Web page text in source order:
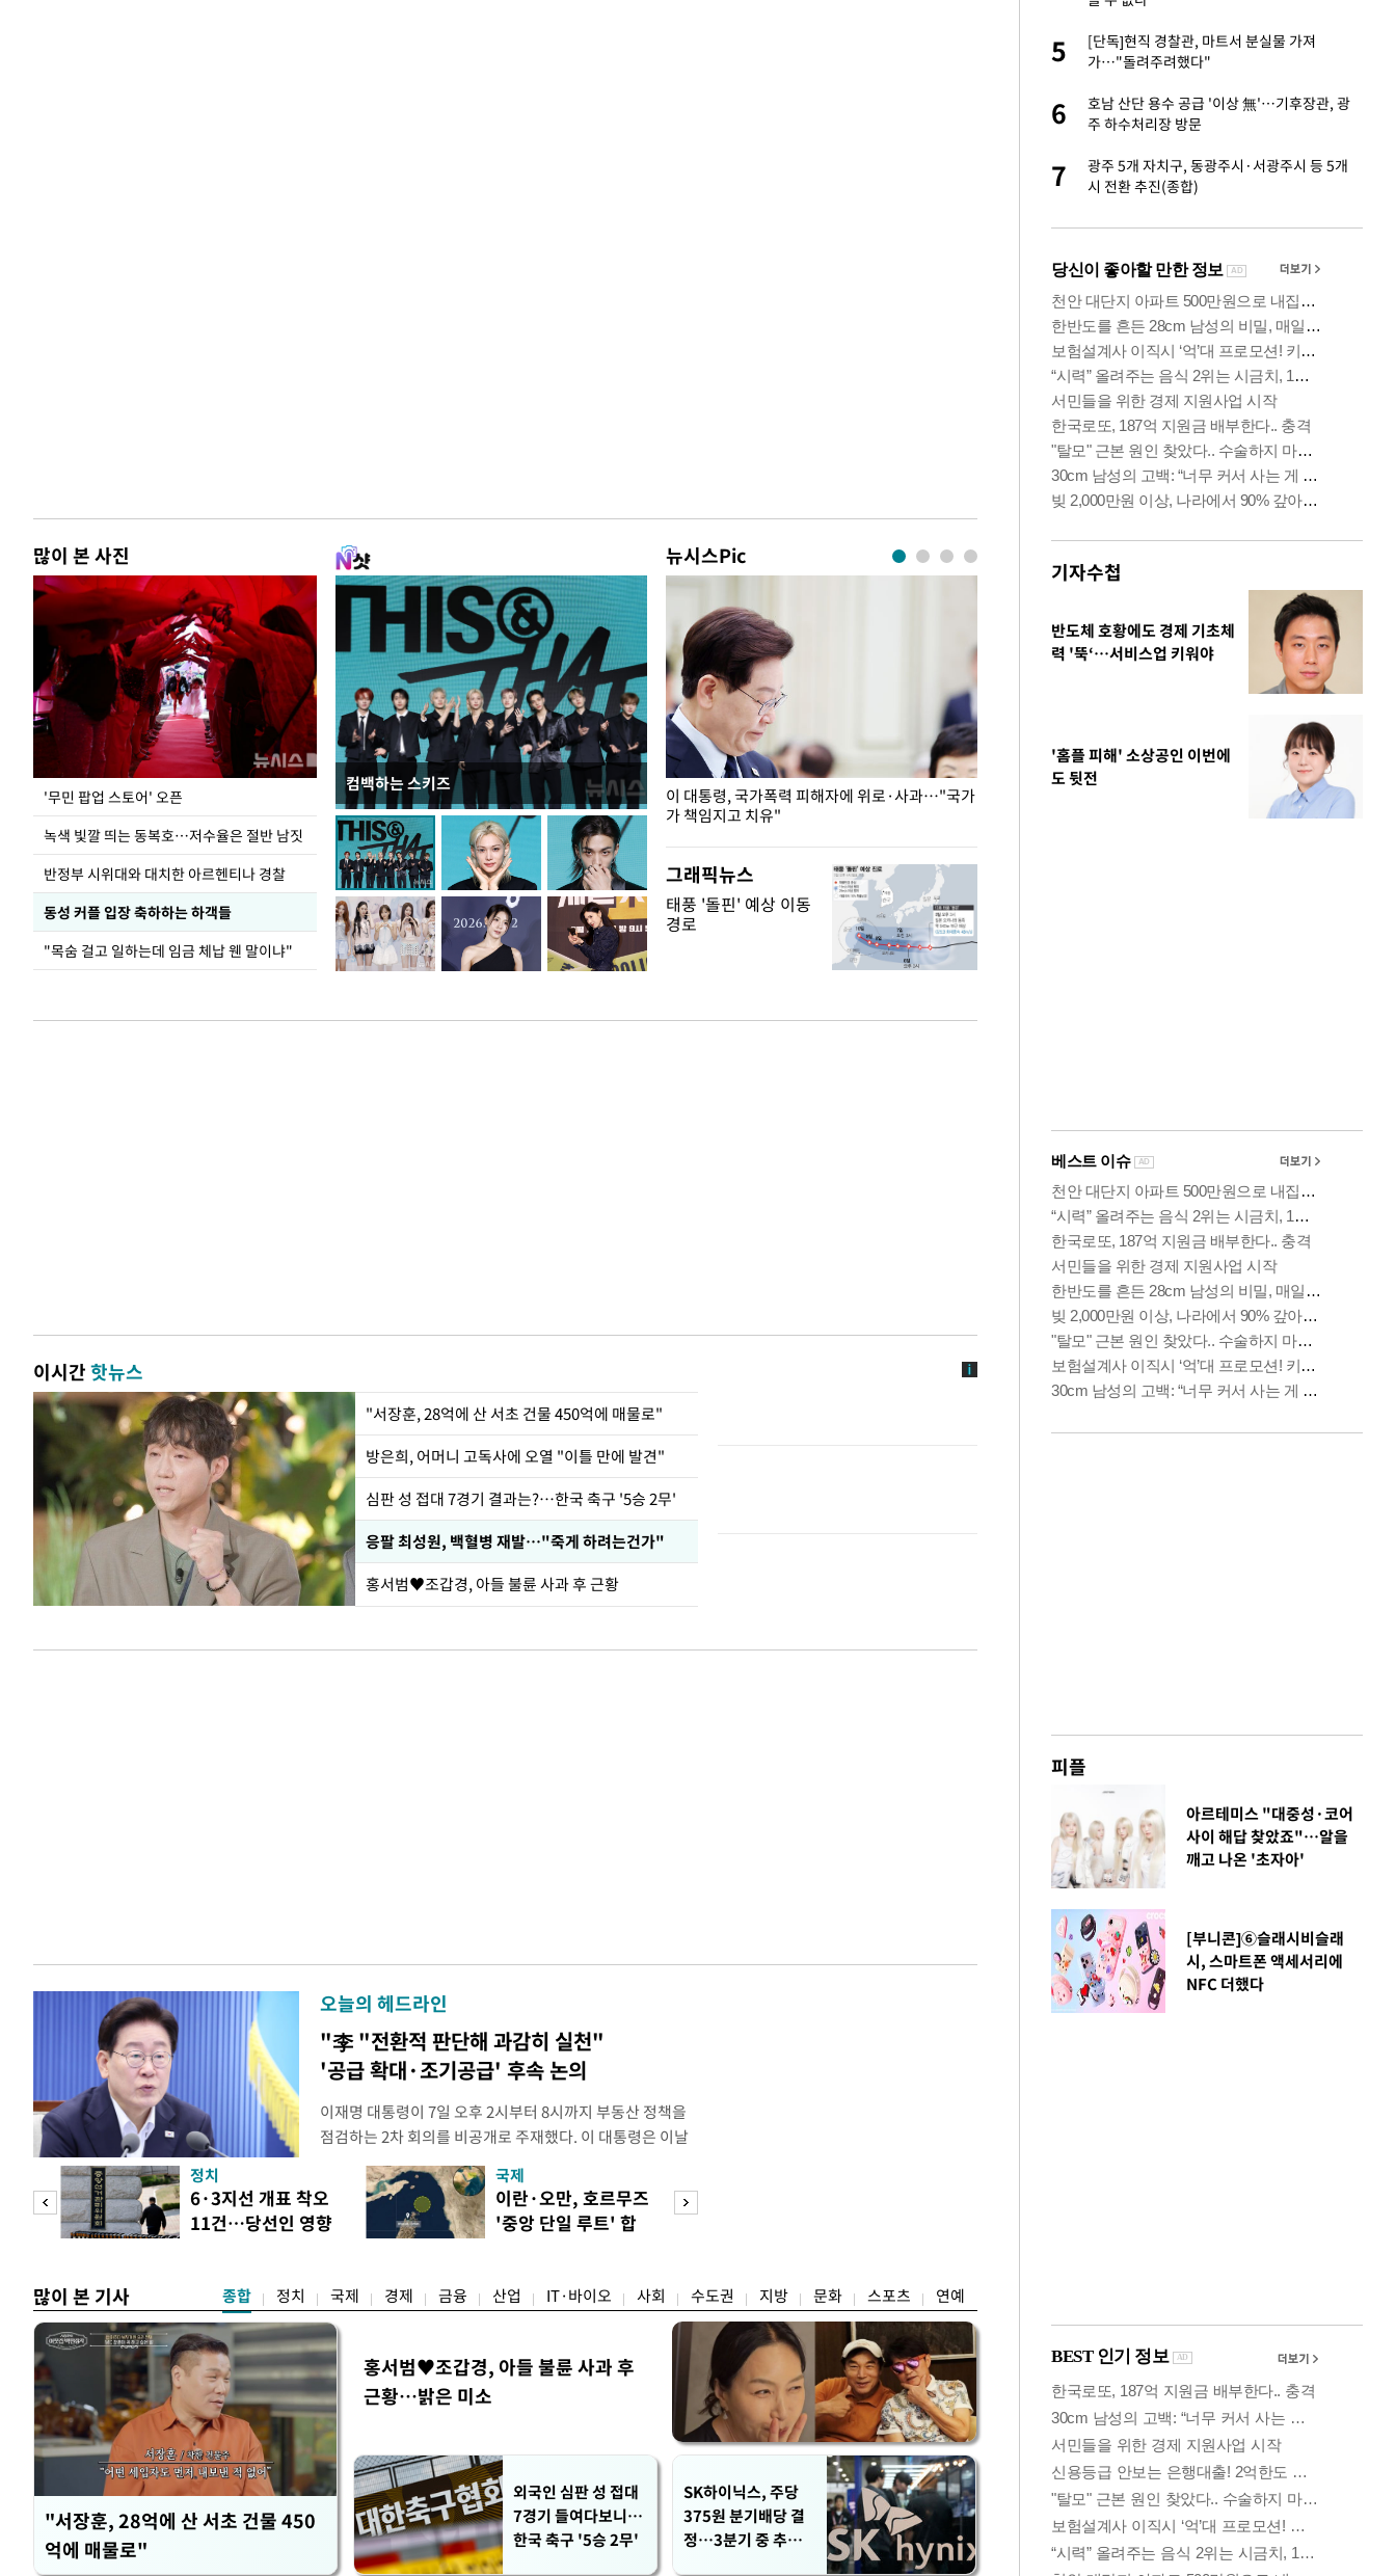
많이 본 사진
'무민 팝업 스토어' 오픈
녹색 빛깔 띄는 동복호…저수율은 절반 남짓
반정부 시위대와 대치한 아르헨티나 경찰
동성 커플 입장 축하하는 하객들
"목숨 걸고 일하는데 임금 체납 웬 말이냐"
컴백하는 스키즈
뉴시스Pic
지석천 뒤덮은 개구리밥
이 대통령, 국가폭력 피해자에 위로·사과…"국가
가 책임지고 치유"
오세훈 서울시
환경 점검
그래픽뉴스
태풍 '돌핀' 예상 이동
경로
이시간핫뉴스
"서장훈, 28억에 산 서초 건물 450억에 매물로"
방은희, 어머니 고독사에 오열 "이틀 만에 발견"
심판 성 접대 7경기 결과는?…한국 축구 '5승 2무'
응팔 최성원, 백혈병 재발…"죽게 하려는건가"
홍서범♥조갑경, 아들 불륜 사과 후 근황
오늘의 헤드라인
"李 "전환적 판단해 과감히 실천"
'공급 확대·조기공급' 후속 논의
이재명 대통령이 7일 오후 2시부터 8시까지 부동산 정책을
점검하는 2차 회의를 비공개로 주재했다. 이 대통령은 이날
관계부처 장관들과 위원장으로부터 주택 공급 촉진을 위한
금융 지원 방향 및 방안과 함께 부동산의 조기 공급 유도 및
지원 방안을 보고 받았다고 강유정 청와대 수석대변인이 서
면 브리핑에서 밝혔다 회의에는 한 총리와 구윤철 부총리
정치
6·3지선 개표 착오
11건…당선인 영향
국제
이란·오만, 호르무즈
'중앙 단일 루트' 합
많이 본 기사 종합 정치 국제 경제 금융 산업 IT·바이오 사회 수도권 지방 문화 스포츠 연예
"서장훈, 28억에 산 서초 건물 450
억에 매물로"
홍서범♥조갑경, 아들 불륜 사과 후
근황…밝은 미소
외국인 심판 성 접대
7경기 들여다보니…
한국 축구 '5승 2무'
SK하이닉스, 주당
375원 분기배당 결
정…3분기 중 추가
5
[단독]현직 경찰관, 마트서 분실물 가져
가…"돌려주려했다"
6
호남 산단 용수 공급 '이상 無'…기후장관, 광
주 하수처리장 방문
7
광주 5개 자치구, 동광주시·서광주시 등 5개
시 전환 추진(종합)
기자수첩
반도체 호황에도 경제 기초체
력 '뚝‘…서비스업 키워야
'홈플 피해' 소상공인 이번에
도 뒷전
피플
아르테미스 "대중성·코어
사이 해답 찾았죠"…알을
깨고 나온 '초자아'
[부니콘]⑥슬래시비슬래
시, 스마트폰 액세서리에
NFC 더했다